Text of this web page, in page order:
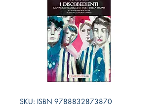
SKU: ISBN 9788832873870